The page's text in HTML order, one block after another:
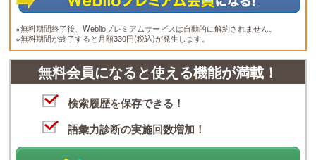
※無料期間終了後、Weblioプレミアムサービスは自動的に解約されません。
※無料期間が終了すると月額330円(税込)が発生します。
無料会員になると使える機能が満載！
検索履歴を保存できる！
語彙力診断の実施回数増加！